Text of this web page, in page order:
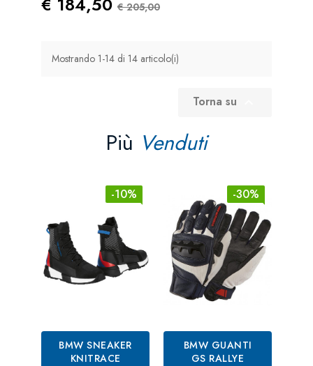
€ 205,00
Mostrando 1-14 di 14 articolo(i)
Torna su
Più Venduti
-10%
BMW SNEAKER
KNITRACE
-30%
BMW GUANTI
GS RALLYE